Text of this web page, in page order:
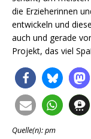
die Erzieherinnen
entwickeln und
auch und gerade
Projekt, das viel
Quelle(n): pm